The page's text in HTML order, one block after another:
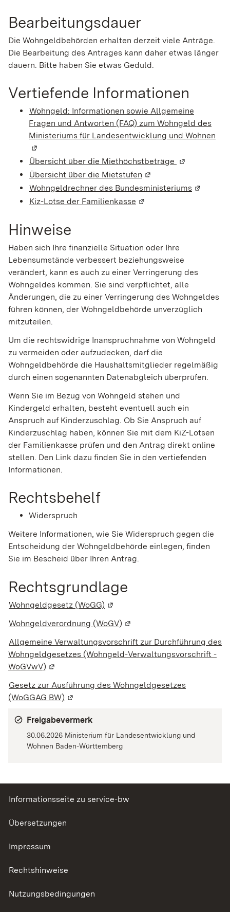
Bearbeitungsdauer
Die Wohngeldbehörden erhalten derzeit viele Anträge.
Die Bearbeitung des Antrages kann daher etwas länger
dauern. Bitte haben Sie etwas Geduld.
Vertiefende Informationen
Wohngeld: Informationen sowie Allgemeine
Fragen und Antworten (FAQ) zum Wohngeld des
Ministeriums für Landesentwicklung und Wohnen
Übersicht über die Miethöchstbeträge (Wird in
Übersicht über die Mietstufen (Wird in einem neuen
Wohngeldrechner des Bundesministeriums (Wird in
Kiz-Lotse der Familienkasse (Wird in einem neuen
Hinweise
Haben sich Ihre finanzielle Situation oder Ihre
Lebensumstände verbessert beziehungsweise
verändert, kann es auch zu einer Verringerung des
Wohngeldes kommen. Sie sind verpflichtet, alle
Änderungen, die zu einer Verringerung des Wohngeldes
führen können, der Wohngeldbehörde unverzüglich
mitzuteilen.
Um die rechtswidrige Inanspruchnahme von Wohngeld
zu vermeiden oder aufzudecken, darf die
Wohngeldbehörde die Haushaltsmitglieder regelmäßig
durch einen sogenannten Datenabgleich überprüfen.
Wenn Sie im Bezug von Wohngeld stehen und
Kindergeld erhalten, besteht eventuell auch ein
Anspruch auf Kinderzuschlag. Ob Sie Anspruch auf
Kinderzuschlag haben, können Sie mit dem KiZ-Lotsen
der Familienkasse prüfen und den Antrag direkt online
stellen. Den Link dazu finden Sie in den vertiefenden
Informationen.
Rechtsbehelf
Widerspruch
Weitere Informationen, wie Sie Widerspruch gegen die
Entscheidung der Wohngeldbehörde einlegen, finden
Sie im Bescheid über Ihren Antrag.
Rechtsgrundlage
Wohngeldgesetz (WoGG) (Wird in einem neuen Fenster
Wohngeldverordnung (WoGV) (Wird in einem neuen
Allgemeine Verwaltungsvorschrift zur Durchführung des
Wohngeldgesetzes (Wohngeld-Verwaltungsvorschrift -
WoGVwV) (Wird in einem neuen Fenster geöffnet)
Gesetz zur Ausführung des Wohngeldgesetzes
(WoGGAG BW) (Wird in einem neuen Fenster geöffnet)
Freigabevermerk
30.06.2026 Ministerium für Landesentwicklung und
Wohnen Baden-Württemberg
Informationsseite zu service-bw
Übersetzungen
Impressum
Rechtshinweise
Nutzungsbedingungen